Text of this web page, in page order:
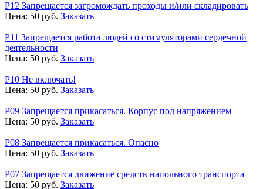
Р12 Запрещается загромождать проходы и/или складировать
Цена: 50 руб. Заказать
Р11 Запрещается работа людей со стимуляторами сердечной
деятельности
Цена: 50 руб. Заказать
Р10 Не включать!
Цена: 50 руб. Заказать
Р09 Запрещается прикасаться. Корпус под напряжением
Цена: 50 руб. Заказать
Р08 Запрещается прикасаться. Опасно
Цена: 50 руб. Заказать
Р07 Запрещается движение средств напольного транспорта
Цена: 50 руб. Заказать